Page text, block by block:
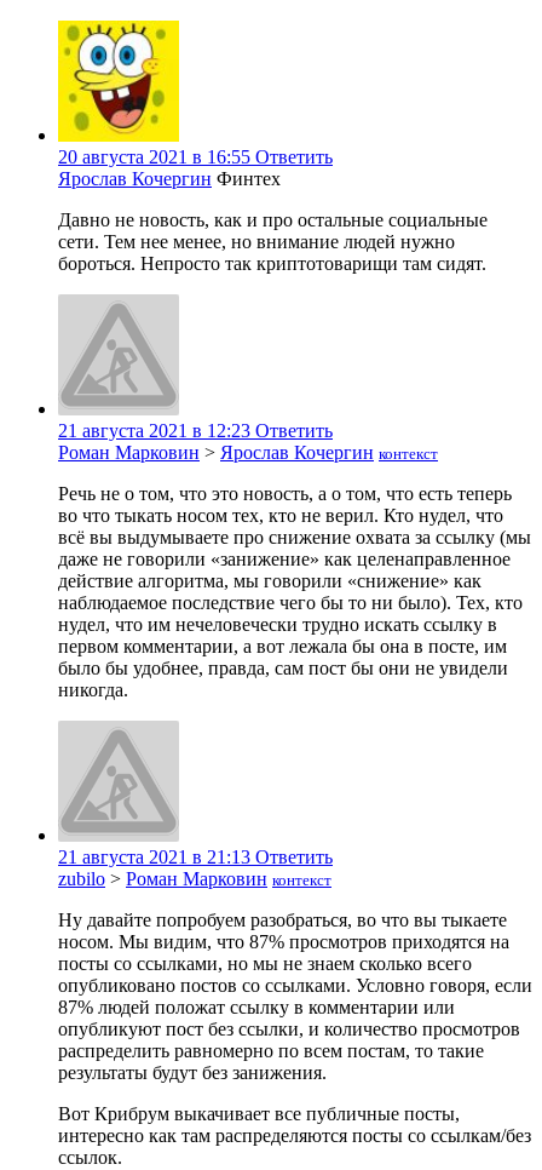
20 августа 2021 в 16:55 Ответить
Ярослав Кочергин Финтех
Давно не новость, как и про остальные социальные
сети. Тем нее менее, но внимание людей нужно
бороться. Непросто так криптотоварищи там сидят.
21 августа 2021 в 12:23 Ответить
Роман Марковин > Ярослав Кочергин контекст
Речь не о том, что это новость, а о том, что есть теперь
во что тыкать носом тех, кто не верил. Кто нудел, что
всё вы выдумываете про снижение охвата за ссылку (мы
даже не говорили «занижение» как целенаправленное
действие алгоритма, мы говорили «снижение» как
наблюдаемое последствие чего бы то ни было). Тех, кто
нудел, что им нечеловечески трудно искать ссылку в
первом комментарии, а вот лежала бы она в посте, им
было бы удобнее, правда, сам пост бы они не увидели
никогда.
21 августа 2021 в 21:13 Ответить
zubilo > Роман Марковин контекст
Ну давайте попробуем разобраться, во что вы тыкаете
носом. Мы видим, что 87% просмотров приходятся на
посты со ссылками, но мы не знаем сколько всего
опубликовано постов со ссылками. Условно говоря, если
87% людей положат ссылку в комментарии или
опубликуют пост без ссылки, и количество просмотров
распределить равномерно по всем постам, то такие
результаты будут без занижения.
Вот Крибрум выкачивает все публичные посты,
интересно как там распределяются посты со ссылкам/без
ссылок.